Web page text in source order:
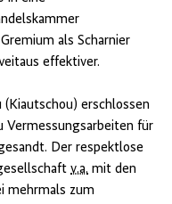
als Scharnier
effektiver.
(Kiautschou) erschlossen
Vermessungsarbeiten für
Der respektlose
v.a. mit den
mehrmals zum